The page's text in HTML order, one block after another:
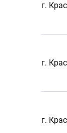
г.
г.
г.